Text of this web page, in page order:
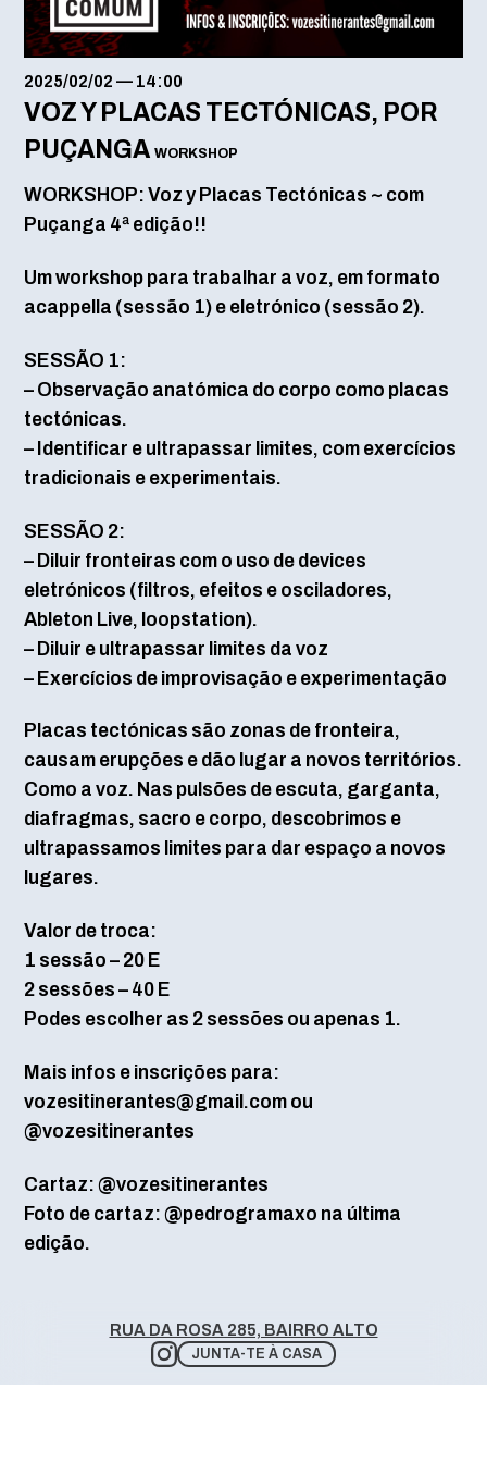
2025/02/02 — 14:00
VOZ Y PLACAS TECTÓNICAS, POR
PUÇANGA WORKSHOP
WORKSHOP: Voz y Placas Tectónicas ~ com
Puçanga 4ª edição!!
Um workshop para trabalhar a voz, em formato
acappella (sessão 1) e eletrónico (sessão 2).
SESSÃO 1:
– Observação anatómica do corpo como placas
tectónicas.
– Identificar e ultrapassar limites, com exercícios
tradicionais e experimentais.
SESSÃO 2:
– Diluir fronteiras com o uso de devices
eletrónicos (filtros, efeitos e osciladores,
Ableton Live, loopstation).
– Diluir e ultrapassar limites da voz
– Exercícios de improvisação e experimentação
Placas tectónicas são zonas de fronteira,
causam erupções e dão lugar a novos territórios.
Como a voz. Nas pulsões de escuta, garganta,
diafragmas, sacro e corpo, descobrimos e
ultrapassamos limites para dar espaço a novos
lugares.
Valor de troca:
1 sessão – 20 E
2 sessões – 40 E
Podes escolher as 2 sessões ou apenas 1.
Mais infos e inscrições para:
vozesitinerantes@gmail.com ou
@vozesitinerantes
Cartaz: @vozesitinerantes
Foto de cartaz: @pedrogramaxo na última
edição.
RUA DA ROSA 285, BAIRRO ALTO
JUNTA-TE À CASA